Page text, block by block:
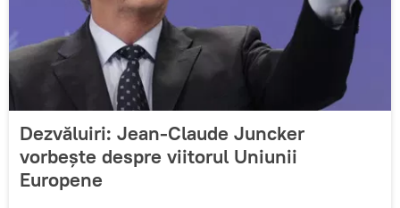
Dezvăluiri: Jean-Claude Juncker
vorbește despre viitorul Uniunii
Europene